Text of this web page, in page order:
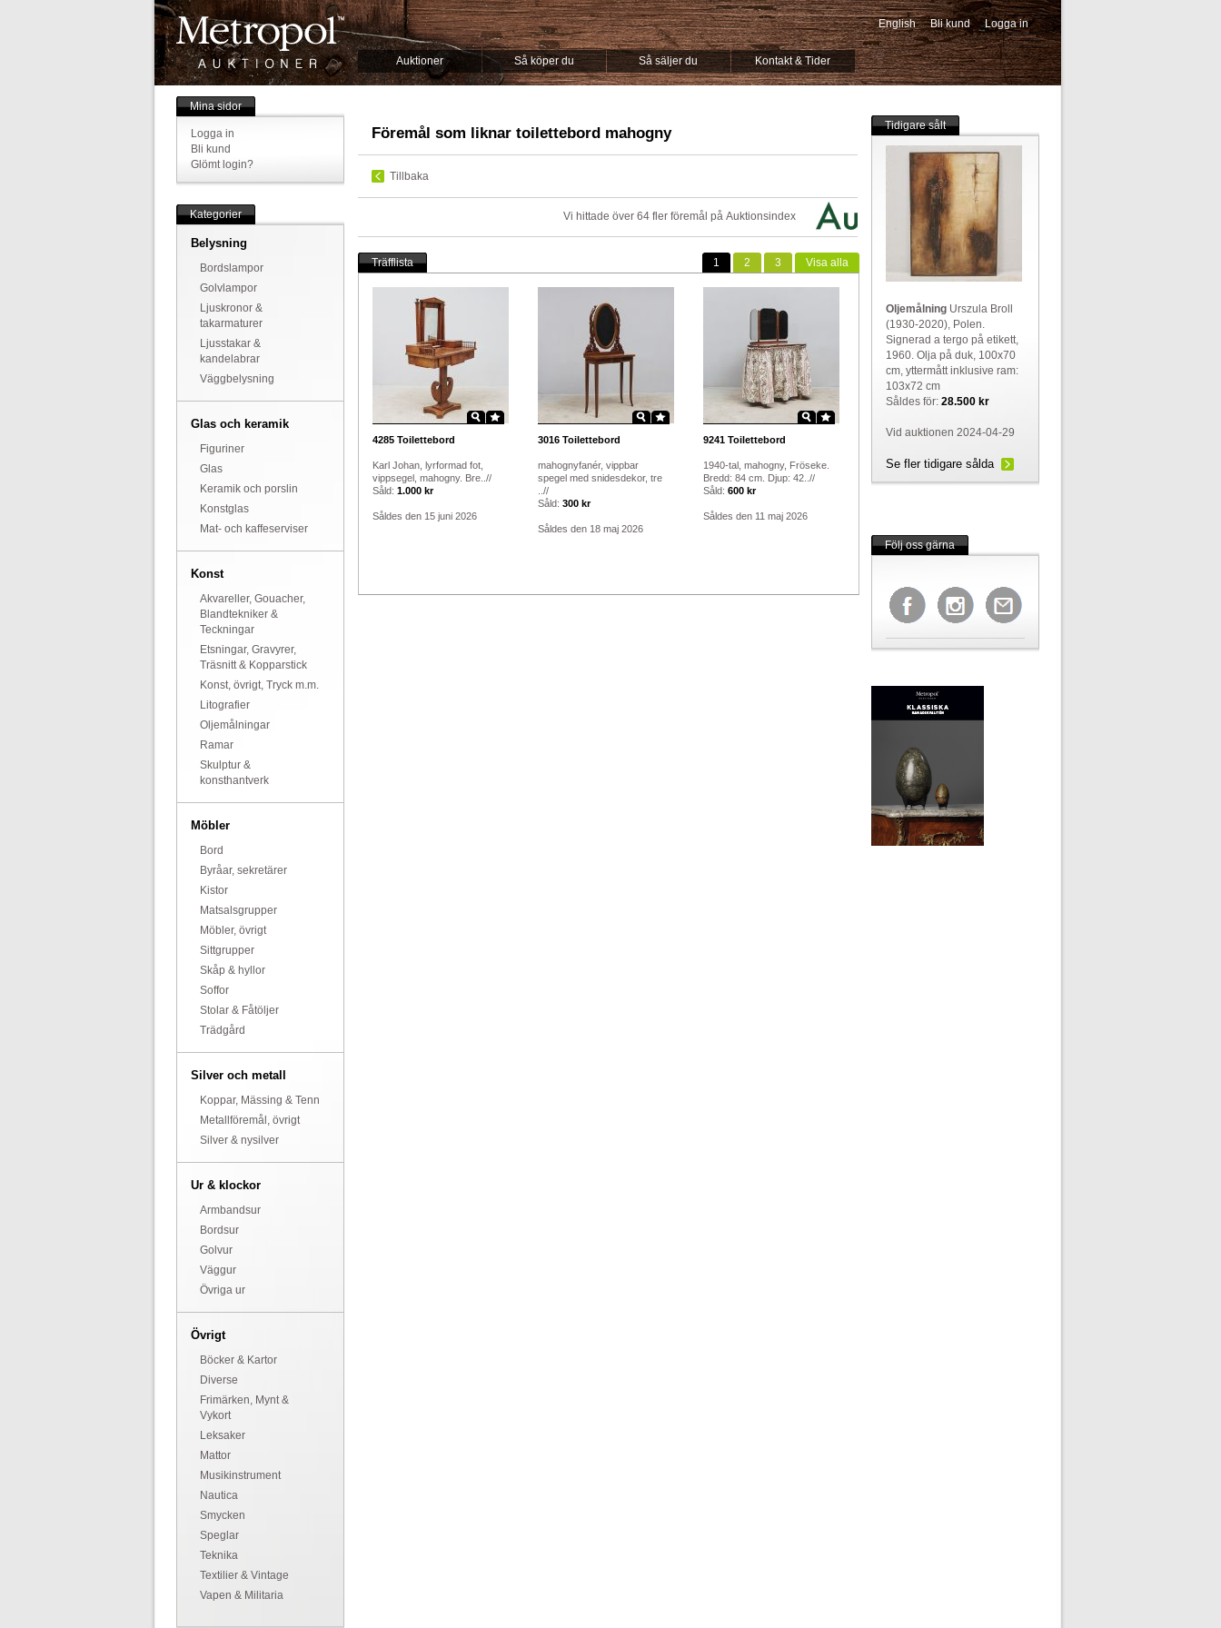
Auktioner Så köper du Så säljer du Kontakt & Tider
English Bli kund Logga in
-->
Mina sidor
Logga in
Bli kund
Glömt login?
Kategorier
Belysning
Bordslampor
Golvlampor
Ljuskronor &
takarmaturer
Ljusstakar &
kandelabrar
Väggbelysning
Glas och keramik
Figuriner
Glas
Keramik och porslin
Konstglas
Mat- och kaffeserviser
Konst
Akvareller, Gouacher,
Blandtekniker &
Teckningar
Etsningar, Gravyrer,
Träsnitt & Kopparstick
Konst, övrigt, Tryck m.m.
Litografier
Oljemålningar
Ramar
Skulptur &
konsthantverk
Möbler
Bord
Byråar, sekretärer
Kistor
Matsalsgrupper
Möbler, övrigt
Sittgrupper
Skåp & hyllor
Soffor
Stolar & Fåtöljer
Trädgård
Silver och metall
Koppar, Mässing & Tenn
Metallföremål, övrigt
Silver & nysilver
Ur & klockor
Armbandsur
Bordsur
Golvur
Väggur
Övriga ur
Övrigt
Böcker & Kartor
Diverse
Frimärken, Mynt &
Vykort
Leksaker
Mattor
Musikinstrument
Nautica
Smycken
Speglar
Teknika
Textilier & Vintage
Vapen & Militaria
Föremål som liknar toilettebord mahogny
Tillbaka
Vi hittade över 64 fler föremål på Auktionsindex
Träfflista Visa alla
1 2 3
4285Toilettebord
Karl Johan, lyrformad fot,
vippsegel, mahogny. Bre..//
Såld: 1.000 kr
Såldes den 15 juni 2026
3016Toilettebord
mahognyfanér, vippbar
spegel med snidesdekor, tre
..//
Såld: 300 kr
Såldes den 18 maj 2026
9241Toilettebord
1940-tal, mahogny, Fröseke.
Bredd: 84 cm. Djup: 42..//
Såld: 600 kr
Såldes den 11 maj 2026
Tidigare sålt
OljemålningUrszula Broll
(1930-2020), Polen.
Signerad a tergo på etikett,
1960. Olja på duk, 100x70
cm, yttermått inklusive ram:
103x72 cm
Såldes för: 28.500 kr
Vid auktionen 2024-04-29
Se fler tidigare sålda
Följ oss gärna